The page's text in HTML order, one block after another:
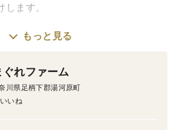
します。
りのよい斜面と温暖な海に面し、み
や酸味があるのが特徴で、甘さの中
じられる、湯河原ならではのみかん
もっと見る
ぐれファーム
川県足柄下郡湯河原町
いね